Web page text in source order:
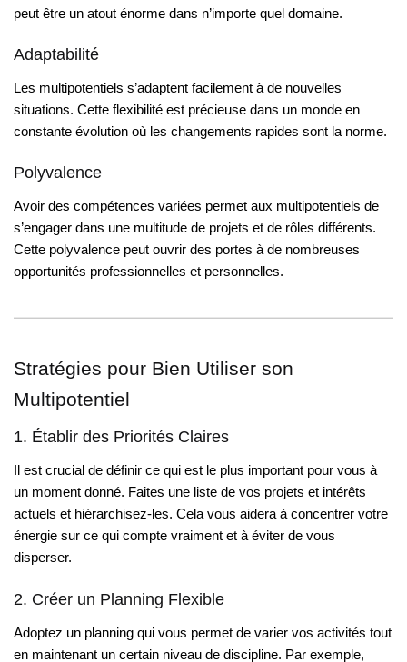
peut être un atout énorme dans n’importe quel domaine.
Adaptabilité
Les multipotentiels s’adaptent facilement à de nouvelles
situations. Cette flexibilité est précieuse dans un monde en
constante évolution où les changements rapides sont la norme.
Polyvalence
Avoir des compétences variées permet aux multipotentiels de
s’engager dans une multitude de projets et de rôles différents.
Cette polyvalence peut ouvrir des portes à de nombreuses
opportunités professionnelles et personnelles.
Stratégies pour Bien Utiliser son
Multipotentiel
1. Établir des Priorités Claires
Il est crucial de définir ce qui est le plus important pour vous à
un moment donné. Faites une liste de vos projets et intérêts
actuels et hiérarchisez-les. Cela vous aidera à concentrer votre
énergie sur ce qui compte vraiment et à éviter de vous
disperser.
2. Créer un Planning Flexible
Adoptez un planning qui vous permet de varier vos activités tout
en maintenant un certain niveau de discipline. Par exemple,